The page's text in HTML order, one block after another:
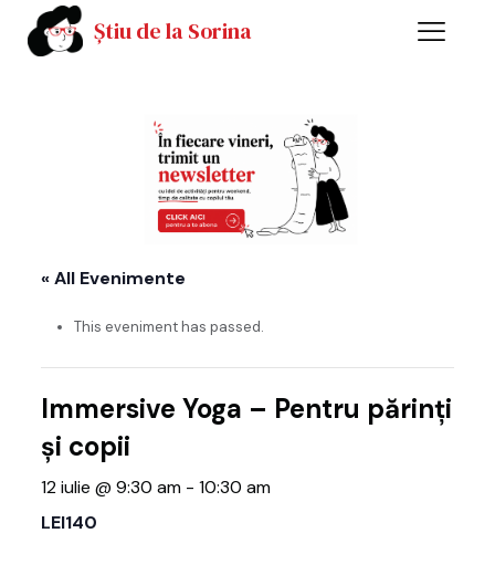
Știu de la Sorina
« All Evenimente
This eveniment has passed.
Immersive Yoga – Pentru părinți
și copii
12 iulie @ 9:30 am- 10:30 am
LEI140